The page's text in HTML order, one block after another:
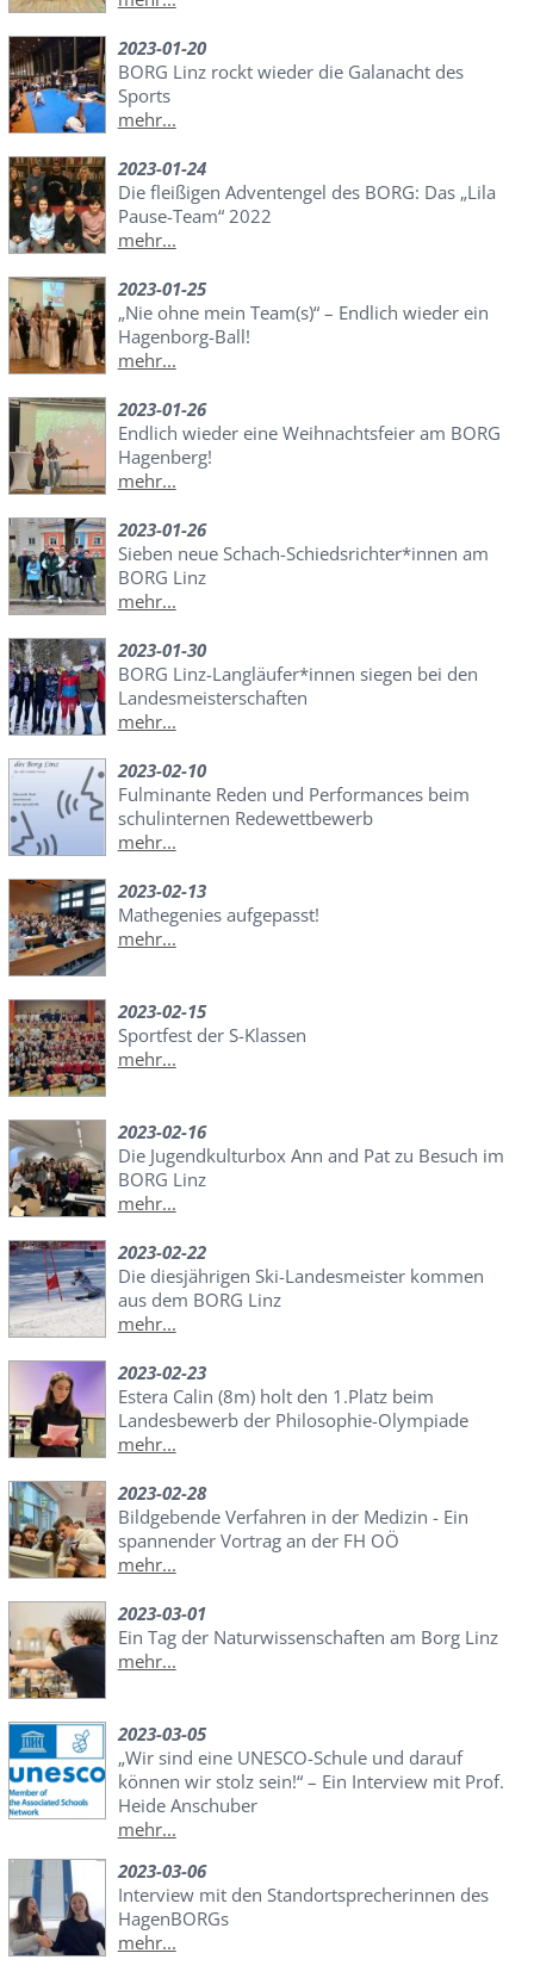
2023-01-20
BORG Linz rockt wieder die Galanacht des
Sports
mehr...
2023-01-24
Die fleißigen Adventengel des BORG: Das „Lila
Pause-Team“ 2022
mehr...
2023-01-25
„Nie ohne mein Team(s)“ – Endlich wieder ein
Hagenborg-Ball!
mehr...
2023-01-26
Endlich wieder eine Weihnachtsfeier am BORG
Hagenberg!
mehr...
2023-01-26
Sieben neue Schach-Schiedsrichter*innen am
BORG Linz
mehr...
2023-01-30
BORG Linz-Langläufer*innen siegen bei den
Landesmeisterschaften
mehr...
2023-02-10
Fulminante Reden und Performances beim
schulinternen Redewettbewerb
mehr...
2023-02-13
Mathegenies aufgepasst!
mehr...
2023-02-15
Sportfest der S-Klassen
mehr...
2023-02-16
Die Jugendkulturbox Ann and Pat zu Besuch im
BORG Linz
mehr...
2023-02-22
Die diesjährigen Ski-Landesmeister kommen
aus dem BORG Linz
mehr...
2023-02-23
Estera Calin (8m) holt den 1.Platz beim
Landesbewerb der Philosophie-Olympiade
mehr...
2023-02-28
Bildgebende Verfahren in der Medizin - Ein
spannender Vortrag an der FH OÖ
mehr...
2023-03-01
Ein Tag der Naturwissenschaften am Borg Linz
mehr...
2023-03-05
„Wir sind eine UNESCO-Schule und darauf
können wir stolz sein!“ – Ein Interview mit Prof.
Heide Anschuber
mehr...
2023-03-06
Interview mit den Standortsprecherinnen des
HagenBORGs
mehr...